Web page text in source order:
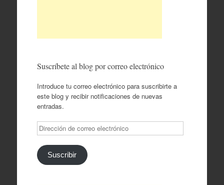
Suscríbete al blog por correo electrónico
Introduce tu correo electrónico para suscribirte a
este blog y recibir notificaciones de nuevas
entradas.
Dirección
de
correo
electrónico
Suscribir